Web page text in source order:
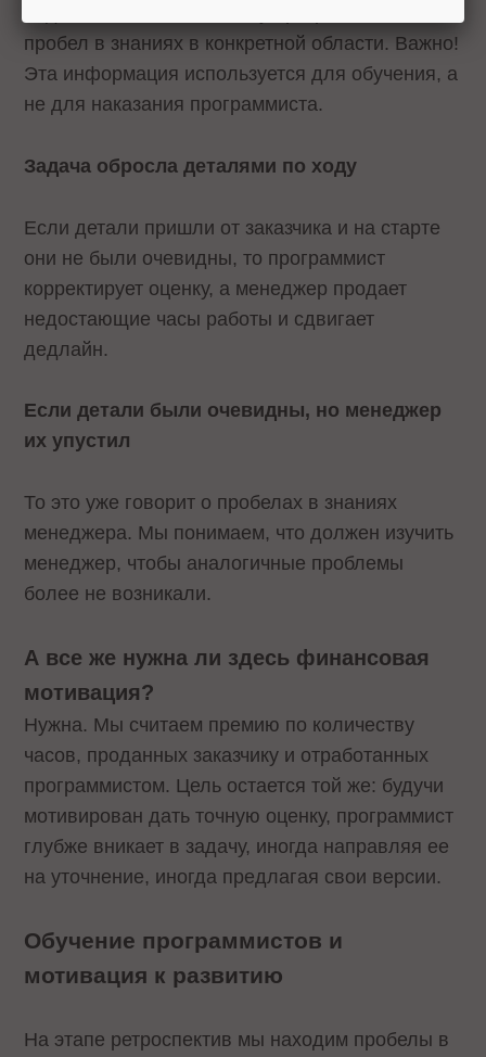
пробел в знаниях в конкретной области. Важно!
Эта информация используется для обучения, а
не для наказания программиста.
Задача обросла деталями по ходу
Если детали пришли от заказчика и на старте
они не были очевидны, то программист
корректирует оценку, а менеджер продает
недостающие часы работы и сдвигает
дедлайн.
Если детали были очевидны, но менеджер
их упустил
То это уже говорит о пробелах в знаниях
менеджера. Мы понимаем, что должен изучить
менеджер, чтобы аналогичные проблемы
более не возникали.
А все же нужна ли здесь финансовая
мотивация?
Нужна. Мы считаем премию по количеству
часов, проданных заказчику и отработанных
программистом. Цель остается той же: будучи
мотивирован дать точную оценку, программист
глубже вникает в задачу, иногда направляя ее
на уточнение, иногда предлагая свои версии.
Обучение программистов и
мотивация к развитию
На этапе ретроспектив мы находим пробелы в